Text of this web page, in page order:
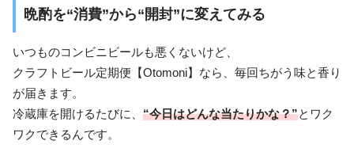
晩酌を“消費”から“開封”に変えてみる
いつものコンビニビールも悪くないけど、
クラフトビール定期便【Otomoni】なら、毎回ちがう味と香り
が届きます。
冷蔵庫を開けるたびに、 “今日はどんな当たりかな？”とワク
ワクできるんです。